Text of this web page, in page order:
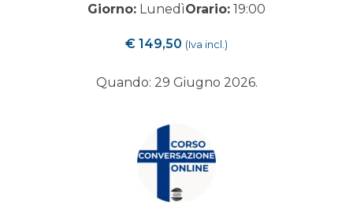
Giorno: LunedìOrario: 19:00
€ 149,50 (Iva incl.)
Quando: 29 Giugno 2026.